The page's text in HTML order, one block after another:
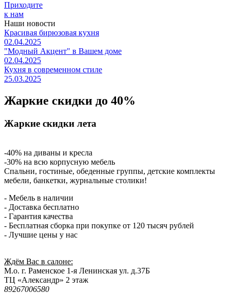
Приходите
к нам
Наши новости
Красивая бирюзовая кухня
02.04.2025
"Модный Акцент" в Вашем доме
02.04.2025
Кухня в современном стиле
25.03.2025
Жаркие скидки до 40%
Жаркие скидки лета
-40% на диваны и кресла
-30% на всю корпусную мебель
Спальни, гостиные, обеденные группы, детские комплекты
мебели, банкетки, журнальные столики!
- Мебель в наличии
- Доставка бесплатно
- Гарантия качества
- Бесплатная сборка при покупке от 120 тысяч рублей
- Лучшие цены у нас
Ждём Вас в салоне:
М.о. г. Раменское 1-я Ленинская ул. д.37Б
ТЦ «Александр» 2 этаж
89267006580